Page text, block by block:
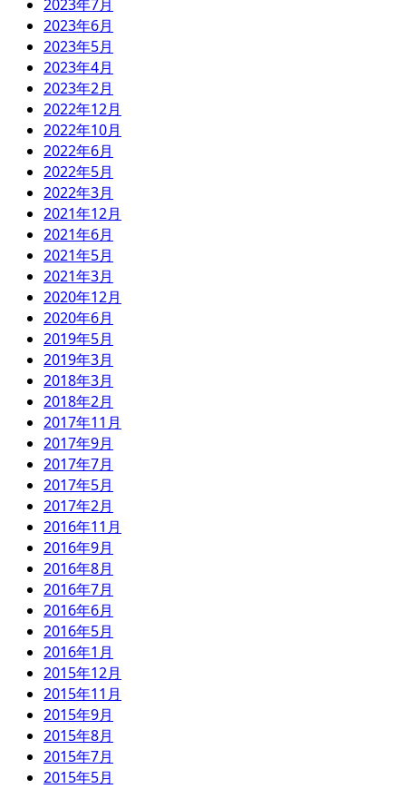
2023年7月
2023年6月
2023年5月
2023年4月
2023年2月
2022年12月
2022年10月
2022年6月
2022年5月
2022年3月
2021年12月
2021年6月
2021年5月
2021年3月
2020年12月
2020年6月
2019年5月
2019年3月
2018年3月
2018年2月
2017年11月
2017年9月
2017年7月
2017年5月
2017年2月
2016年11月
2016年9月
2016年8月
2016年7月
2016年6月
2016年5月
2016年1月
2015年12月
2015年11月
2015年9月
2015年8月
2015年7月
2015年5月